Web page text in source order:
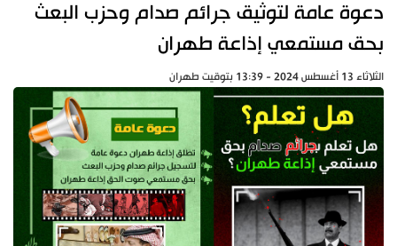
دعوة عامة لتوثيق جرائم صدام وحزب البعث
بحق مستمعي إذاعة طهران
الثلاثاء 13 أغسطس 2024 - 13:39 بتوقيت طهران